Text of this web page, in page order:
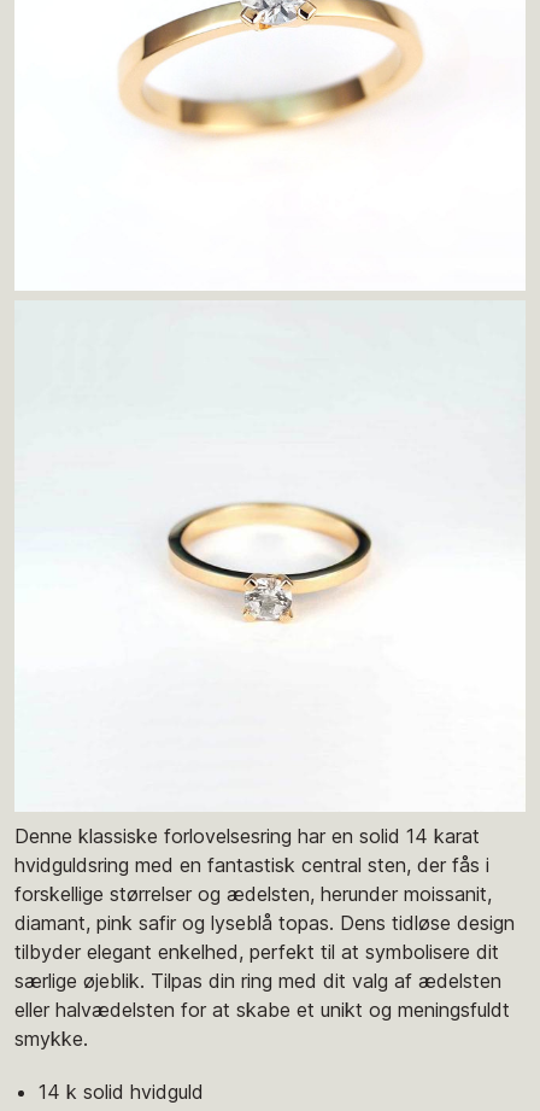
Denne klassiske forlovelsesring har en solid 14 karat
hvidguldsring med en fantastisk central sten, der fås i
forskellige størrelser og ædelsten, herunder moissanit,
diamant, pink safir og lyseblå topas. Dens tidløse design
tilbyder elegant enkelhed, perfekt til at symbolisere dit
særlige øjeblik. Tilpas din ring med dit valg af ædelsten
eller halvædelsten for at skabe et unikt og meningsfuldt
smykke.
14 k solid hvidguld